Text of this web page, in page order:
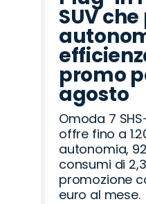
SUV
promo
agosto
Omoda 7
offre fino a
autonomia,
consumi di
promozione
euro al mese.